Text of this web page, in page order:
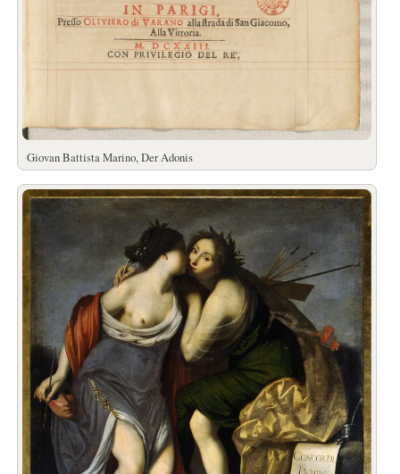
Giovan Battista Marino, Der Adonis